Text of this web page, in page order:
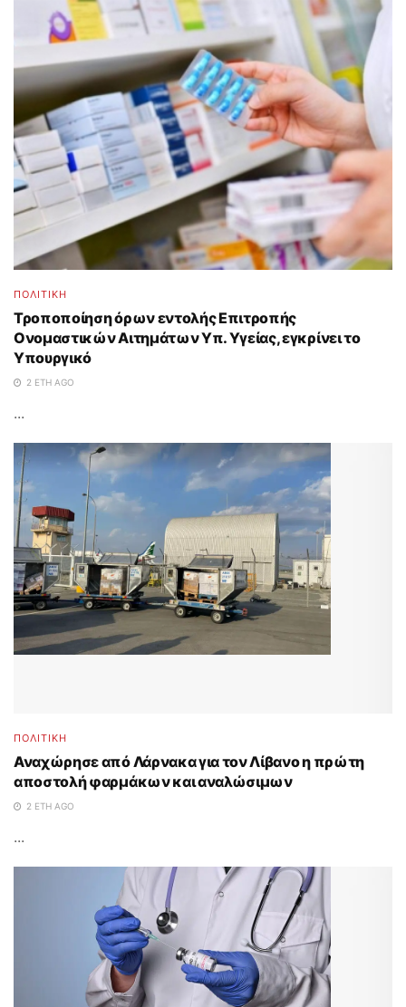
ΠΟΛΙΤΙΚΗ
Τροποποίηση όρων εντολής Επιτροπής
Ονομαστικών Αιτημάτων Υπ. Υγείας, εγκρίνει το
Υπουργικό
2 ΈΤΗ AGO
...
ΠΟΛΙΤΙΚΗ
Αναχώρησε από Λάρνακα για τον Λίβανο η πρώτη
αποστολή φαρμάκων και αναλώσιμων
2 ΈΤΗ AGO
...